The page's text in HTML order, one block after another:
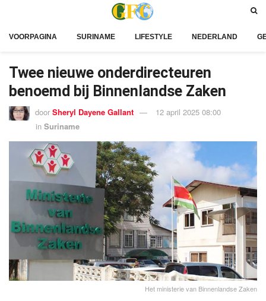
VOORPAGINA SURINAME LIFESTYLE NEDERLAND
Twee nieuwe onderdirecteuren
benoemd bij Binnenlandse Zaken
door Sheryl Dayene Gallant
12 april 2025 08:00
in Suriname
Het ministerie van Binnenlandse Zaken